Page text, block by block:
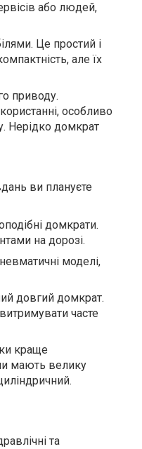
або людей,
Це простий і
але їх
приводу.
особливо
Нерідко домкрат
ви плануєте
домкрати.
на дорозі.
моделі,
довгий домкрат.
часте
краще
мають велику
та